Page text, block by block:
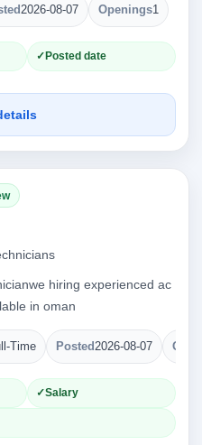
2026-08-07 Openings1
Posted date
hiring experienced ac
in oman
Time Posted2026-08-07
Salary